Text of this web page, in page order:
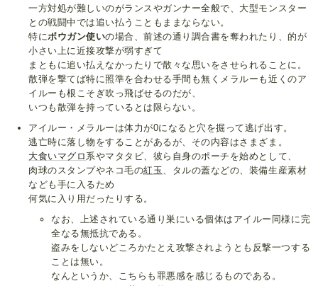
一方対処が難しいのがランスやガンナー全般で、大型モンスター
との戦闘中では追い払うこともままならない。
特に ボウガン使いの場合、前述の通り調合書を奪われたり、的が
小さい上に近接攻撃が弱すぎて
まともに追い払えなかったりで散々な思いをさせられることに。
散弾を撃てば特に照準を合わせる手間も無くメラルーも近くのア
イルーも根こそぎ吹っ飛ばせるのだが、
いつも散弾を持っているとは限らない。
アイルー・メラルーは体力が0になると穴を掘って逃げ出す。
逃亡時に落し物をすることがあるが、その内容はさまざま。
大食いマグロ 系やマタタビ、彼ら自身のポーチを始めとして、
肉球のスタンプやネコ毛の紅玉 、タルの蓋などの、装備生産素材
なども手に入るため
何気に入り用だったりする。
なお、上述されている通り巣にいる個体はアイルー同様に完
全なる無抵抗である。
盗みをしないどころかたとえ攻撃されようとも反撃一つする
ことは無い。
なんというか、こちらも罪悪感を感じるものである。